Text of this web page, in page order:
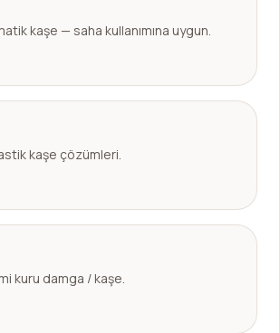
kaşe — saha kullanımına uygun.
kaşe çözümleri.
kuru damga / kaşe.